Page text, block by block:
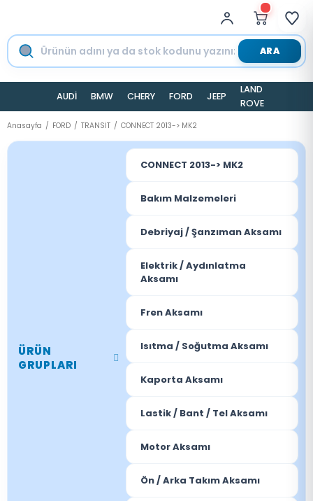
ARA
AUDİ BMW CHERY FORD JEEP
LAND
ROVER
Anasayfa FORD TRANSİT CONNECT 2013-> MK2
ÜRÜN
GRUPLARI
CONNECT 2013-> MK2
Bakım Malzemeleri
Debriyaj / Şanzıman Aksamı
Elektrik / Aydınlatma
Aksamı
Fren Aksamı
Isıtma / Soğutma Aksamı
Kaporta Aksamı
Lastik / Bant / Tel Aksamı
Motor Aksamı
Ön / Arka Takım Aksamı